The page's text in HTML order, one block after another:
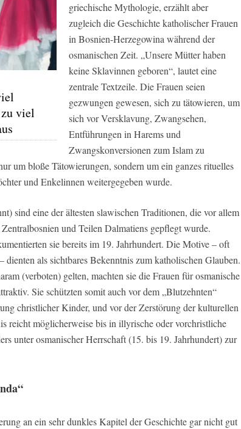
viel
griechische Mythologie, erzählt aber
zugleich die Geschichte katholischer Frauen
in Bosnien-Herzegowina während der
osmanischen Zeit. „Unsere Mütter haben
keine Sklavinnen geboren“, lautet eine
zentrale Textzeile. Die Frauen seien
gezwungen gewesen, sich zu tätowieren, um
sich vor Versklavung, Zwangsehen,
Entführungen in Harems und
Zwangskonversionen zum Islam zu
um bloße Tätowierungen, sondern um ein ganzes rituelles
und Enkelinnen weitergegeben wurde.
sind eine der ältesten slawischen Traditionen, die vor allem
und Teilen Dalmatiens gepflegt wurde.
sie bereits im 19. Jahrhundert. Die Motive – oft
als sichtbares Bekenntnis zum katholischen Glauben.
(verboten) gelten, machten sie die Frauen für osmanische
Sie schützten somit auch vor dem „Blutzehnten“
christlicher Kinder, und vor der Zerstörung der kulturellen
reicht möglicherweise bis in illyrische oder vorchristliche
unter osmanischer Herrschaft (15. bis 19. Jahrhundert) zur
an ein sehr dunkles Kapitel der Geschichte gar nicht gut